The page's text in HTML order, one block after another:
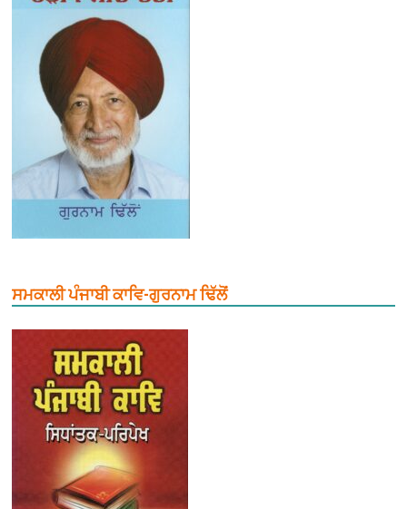
ਸਮਕਾਲੀ ਪੰਜਾਬੀ ਕਾਵਿ-ਗੁਰਨਾਮ ਢਿੱਲੋਂ